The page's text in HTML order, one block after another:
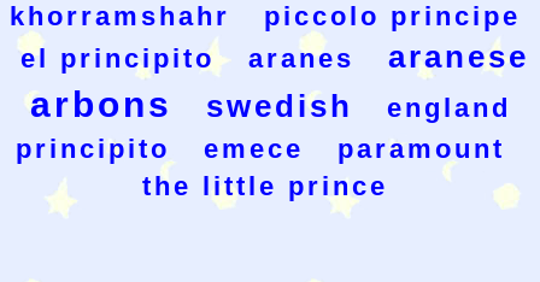
khorramshahr
piccolo principe
el principito
aranes aranese
arbons swedish
england
principito
emece
paramount
the little prince